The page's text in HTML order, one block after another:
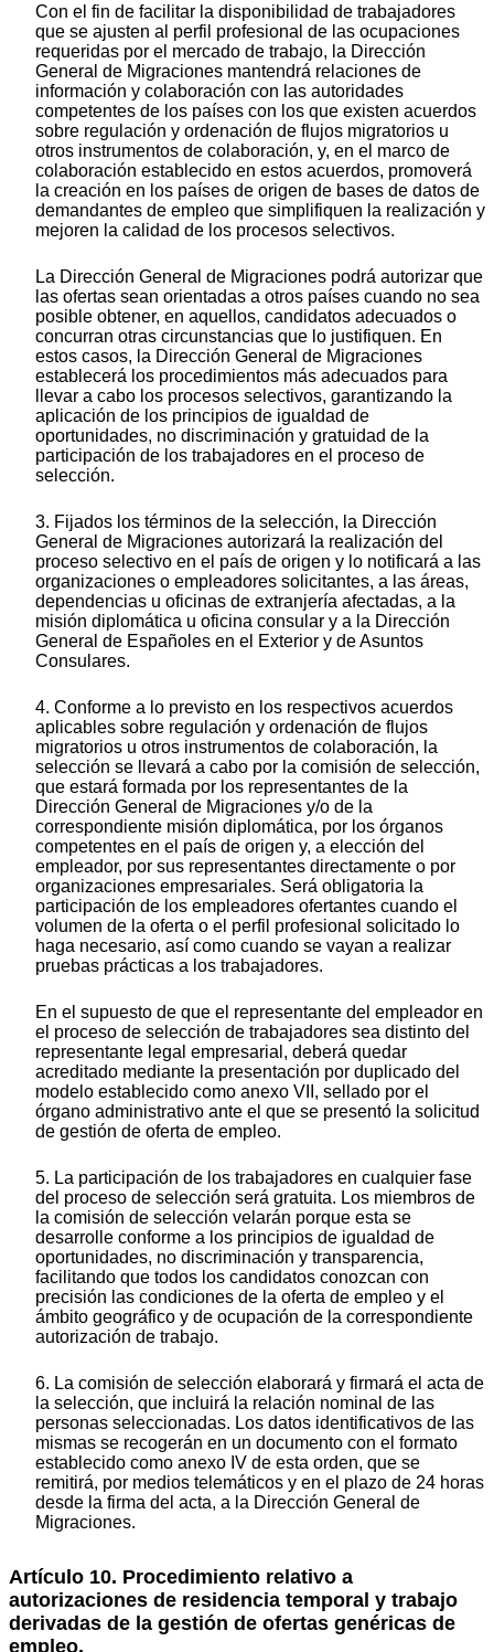
Con el fin de facilitar la disponibilidad de trabajadores
que se ajusten al perfil profesional de las ocupaciones
requeridas por el mercado de trabajo, la Dirección
General de Migraciones mantendrá relaciones de
información y colaboración con las autoridades
competentes de los países con los que existen acuerdos
sobre regulación y ordenación de flujos migratorios u
otros instrumentos de colaboración, y, en el marco de
colaboración establecido en estos acuerdos, promoverá
la creación en los países de origen de bases de datos de
demandantes de empleo que simplifiquen la realización y
mejoren la calidad de los procesos selectivos.
La Dirección General de Migraciones podrá autorizar que
las ofertas sean orientadas a otros países cuando no sea
posible obtener, en aquellos, candidatos adecuados o
concurran otras circunstancias que lo justifiquen. En
estos casos, la Dirección General de Migraciones
establecerá los procedimientos más adecuados para
llevar a cabo los procesos selectivos, garantizando la
aplicación de los principios de igualdad de
oportunidades, no discriminación y gratuidad de la
participación de los trabajadores en el proceso de
selección.
3. Fijados los términos de la selección, la Dirección
General de Migraciones autorizará la realización del
proceso selectivo en el país de origen y lo notificará a las
organizaciones o empleadores solicitantes, a las áreas,
dependencias u oficinas de extranjería afectadas, a la
misión diplomática u oficina consular y a la Dirección
General de Españoles en el Exterior y de Asuntos
Consulares.
4. Conforme a lo previsto en los respectivos acuerdos
aplicables sobre regulación y ordenación de flujos
migratorios u otros instrumentos de colaboración, la
selección se llevará a cabo por la comisión de selección,
que estará formada por los representantes de la
Dirección General de Migraciones y/o de la
correspondiente misión diplomática, por los órganos
competentes en el país de origen y, a elección del
empleador, por sus representantes directamente o por
organizaciones empresariales. Será obligatoria la
participación de los empleadores ofertantes cuando el
volumen de la oferta o el perfil profesional solicitado lo
haga necesario, así como cuando se vayan a realizar
pruebas prácticas a los trabajadores.
En el supuesto de que el representante del empleador en
el proceso de selección de trabajadores sea distinto del
representante legal empresarial, deberá quedar
acreditado mediante la presentación por duplicado del
modelo establecido como anexo VII, sellado por el
órgano administrativo ante el que se presentó la solicitud
de gestión de oferta de empleo.
5. La participación de los trabajadores en cualquier fase
del proceso de selección será gratuita. Los miembros de
la comisión de selección velarán porque esta se
desarrolle conforme a los principios de igualdad de
oportunidades, no discriminación y transparencia,
facilitando que todos los candidatos conozcan con
precisión las condiciones de la oferta de empleo y el
ámbito geográfico y de ocupación de la correspondiente
autorización de trabajo.
6. La comisión de selección elaborará y firmará el acta de
la selección, que incluirá la relación nominal de las
personas seleccionadas. Los datos identificativos de las
mismas se recogerán en un documento con el formato
establecido como anexo IV de esta orden, que se
remitirá, por medios telemáticos y en el plazo de 24 horas
desde la firma del acta, a la Dirección General de
Migraciones.
Artículo 10. Procedimiento relativo a
autorizaciones de residencia temporal y trabajo
derivadas de la gestión de ofertas genéricas de
empleo.